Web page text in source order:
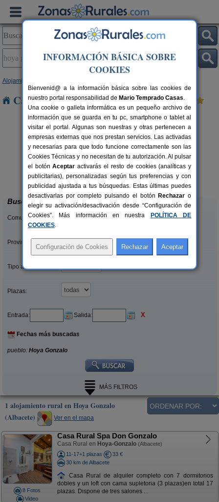
Alojamientos
Casas Rurales en Hoya Gonzalo
6-8+1 pers.
desde21 €
El Pinico
Yeste (Albacete)
Buscar
Comunidades:
Provincias/Islas:
Tipo alquiler:
Plazas:
Entrada: Salida: X
Fechas más buscadas
pueblo: Hoya Gonzalo
MÁS FILTROS
1 alojamiento rural en Hoya Gonzalo
(Albacete)
Ver en el mapa
8 Fotos
Video
Casa Rural Spa Don Gonzalo
Casa Rural en Hoya-Gonzalo (Albacete)
11-17+1 plazas
33 €
30 km de Albacete
Casa Rural de alquiler completo con 7 dormitorios
dobles y un loft con cama supletoria (3 plazas)en total 17
plazas. Dispone de tres salones ...
INFORMACIÓN BÁSICA SOBRE
COOKIES
Bienvenid@ a la información básica sobre las cookies de
nuestro portal responsabilidad de Mario Temprado Casas.
Una cookie o galleta informática es un pequeño archivo de
información que se guarda en tu pc, smartphone o tablet al
visitar el portal. Algunas son nuestras y otras pertenecen a
empresas externas que nos prestan servicios. Las activadas
y necesarias para que todo funcione correctamente son las
Cookies Técnicas y no necesitan de tu autorización. Al pulsar
el botónAceptar activarás el resto de cookies (analíticas y
publicitarias), personalizadas según tus preferencias y con
publicidad ajustada a tus búsquedas. Estas últimas puedes
desactivarlas por completo pulsando el botón Rechazar o
elegir su activación/desactivación desde “Configuración de
Cookies”. Más información en nuestra
POLÍTICA DE
COOKIES.